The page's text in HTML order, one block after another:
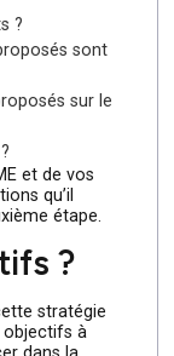
son
?
proposés sont
proposés sur le
?
PME et de vos
qu’il
étape.